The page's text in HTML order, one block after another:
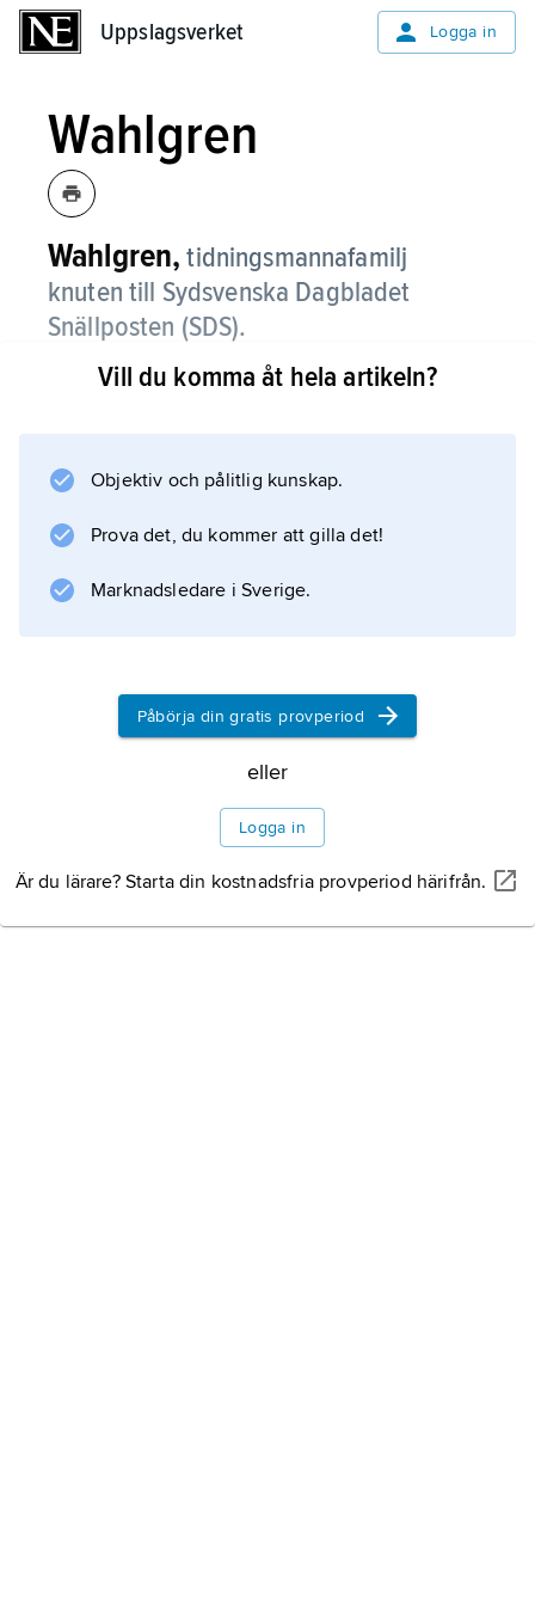
Uppslagsverket Logga in
Wahlgren
Wahlgren, tidningsmannafamilj
knuten till Sydsvenska Dagbladet
Snällposten (SDS).
Carl Olof Wahlgren (1863–1940), från början
(1861–1928), blev 1895 chef för den
avdelningen på SDS och 1907 huvudägare i
tidningsbolaget, senare även VD och
styrelseordförande. Sonen Christer Wahlgren
Vill du komma åt hela artikeln?
Objektiv och pålitlig kunskap.
Prova det, du kommer att gilla det!
Marknadsledare i Sverige.
Påbörja din gratis provperiod
eller
Logga in
Är du lärare? Starta din kostnadsfria provperiod härifrån.